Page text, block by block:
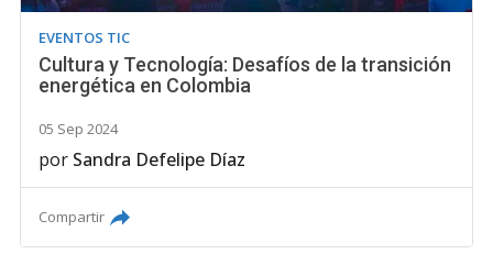
EVENTOS TIC
Cultura y Tecnología: Desafíos de la transición
energética en Colombia
05 Sep 2024
por Sandra Defelipe Díaz
Compartir